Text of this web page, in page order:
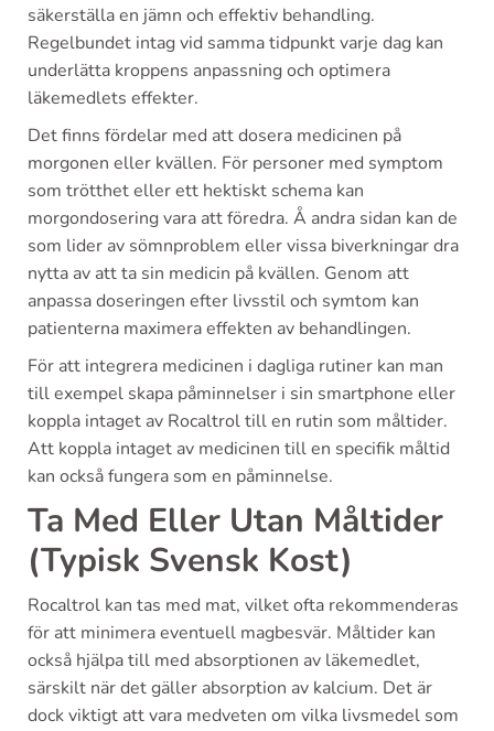
säkerställa en jämn och effektiv behandling.
Regelbundet intag vid samma tidpunkt varje dag kan
underlätta kroppens anpassning och optimera
läkemedlets effekter.
Det finns fördelar med att dosera medicinen på
morgonen eller kvällen. För personer med symptom
som trötthet eller ett hektiskt schema kan
morgondosering vara att föredra. Å andra sidan kan de
som lider av sömnproblem eller vissa biverkningar dra
nytta av att ta sin medicin på kvällen. Genom att
anpassa doseringen efter livsstil och symtom kan
patienterna maximera effekten av behandlingen.
För att integrera medicinen i dagliga rutiner kan man
till exempel skapa påminnelser i sin smartphone eller
koppla intaget av Rocaltrol till en rutin som måltider.
Att koppla intaget av medicinen till en specifik måltid
kan också fungera som en påminnelse.
Ta Med Eller Utan Måltider
(Typisk Svensk Kost)
Rocaltrol kan tas med mat, vilket ofta rekommenderas
för att minimera eventuell magbesvär. Måltider kan
också hjälpa till med absorptionen av läkemedlet,
särskilt när det gäller absorption av kalcium. Det är
dock viktigt att vara medveten om vilka livsmedel som